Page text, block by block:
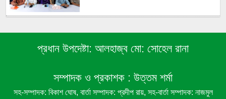
বীরগঞ্জে লাউগাছের জাঙ্গি কাটার অভিযোগ
প্রধান উপদেষ্টা: আলহাজ্ব মো: সোহেল রানা
সম্পাদক ও প্রকাশক : উত্তম শর্মা
সহ-সম্পাদক: বিকাশ ঘোষ, বার্তা সম্পাদক: প্রদীপ রায়, সহ-বার্তা সম্পাদক: নাজমুল